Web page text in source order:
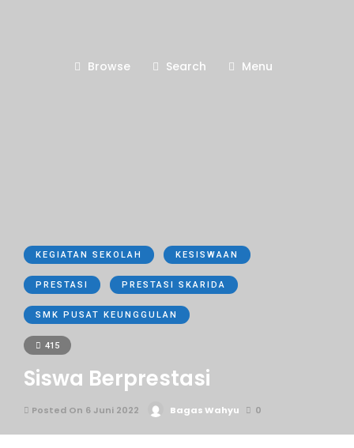
Browse Search Menu
KEGIATAN SEKOLAH KESISWAAN
PRESTASI PRESTASI SKARIDA
SMK PUSAT KEUNGGULAN
415
Siswa Berprestasi
Posted On 6 Juni 2022 Bagas Wahyu 0